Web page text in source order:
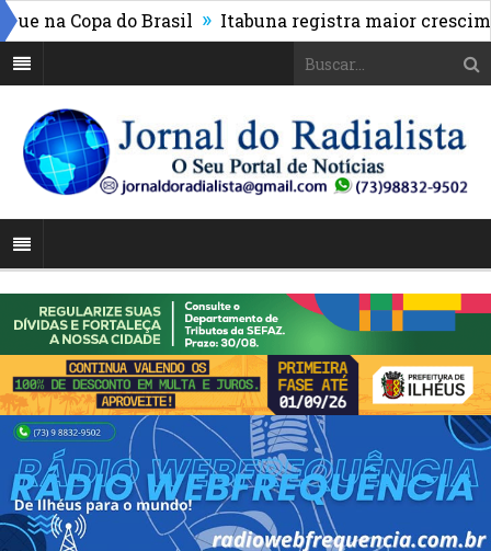
Copa do Brasil » Itabuna registra maior crescimento